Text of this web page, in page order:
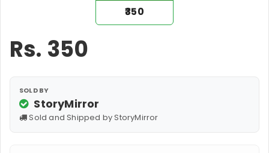
₹350
Rs. 350
SOLD BY
StoryMirror
Sold and Shipped by StoryMirror